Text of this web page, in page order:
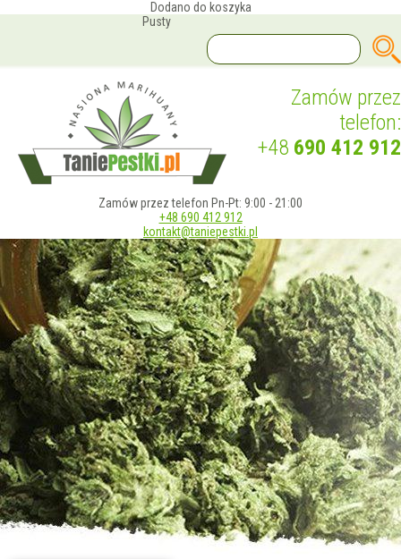
Dodano do koszyka
Pusty
Zamów przez
telefon:
+48 690 412 912
Zamów przez telefon Pn-Pt: 9:00 - 21:00
+48 690 412 912
kontakt@taniepestki.pl